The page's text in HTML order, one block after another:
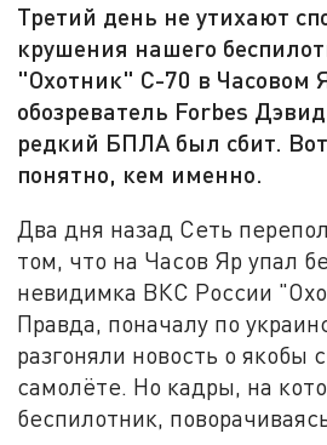
Третий день не утихают
крушения нашего
"Охотник" С-70 в Часовом
обозреватель Forbes
редкий БПЛА был сбит.
понятно, кем именно.
Два дня назад Сеть
том, что на Часов Яр упал
невидимка ВКС России
Правда, поначалу по
разгоняли новость о якобы
самолёте. Но кадры, на
беспилотник,